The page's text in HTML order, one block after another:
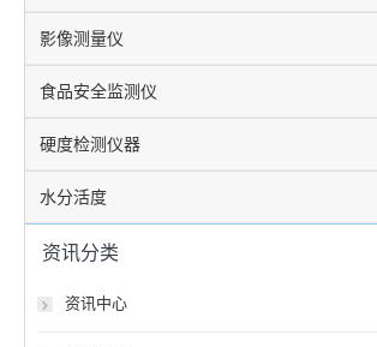
影像测量仪
食品安全监测仪
硬度检测仪器
水分活度
资讯分类
资讯中心